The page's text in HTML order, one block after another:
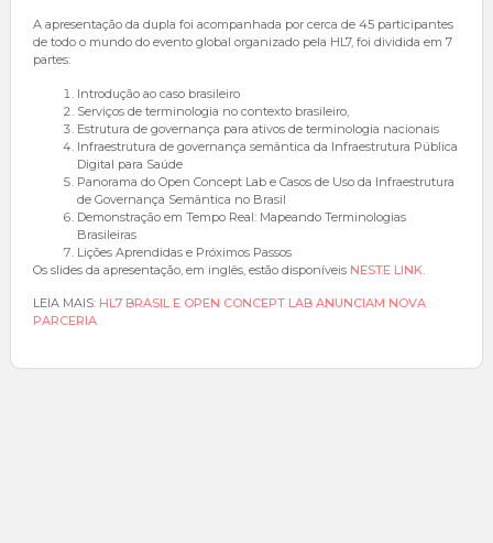
A apresentação da dupla foi acompanhada por cerca de 45 participantes
de todo o mundo do evento global organizado pela HL7, foi dividida em 7
partes:
Introdução ao caso brasileiro
Serviços de terminologia no contexto brasileiro,
Estrutura de governança para ativos de terminologia nacionais
Infraestrutura de governança semântica da Infraestrutura Pública
Digital para Saúde
Panorama do Open Concept Lab e Casos de Uso da Infraestrutura
de Governança Semântica no Brasil
Demonstração em Tempo Real: Mapeando Terminologias
Brasileiras
Lições Aprendidas e Próximos Passos
Os slides da apresentação, em inglês, estão disponíveis NESTE LINK.
LEIA MAIS: HL7 BRASIL E OPEN CONCEPT LAB ANUNCIAM NOVA
PARCERIA